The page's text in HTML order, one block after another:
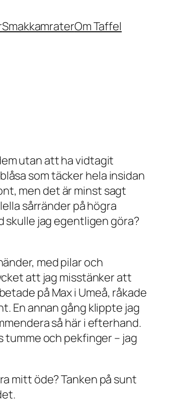
SmakkamraterOm Taffel
utan att ha vidtagit
som täcker hela insidan
men det är minst sagt
sårränder på högra
skulle jag egentligen göra?
med pilar och
att jag misstänker att
på Max i Umeå, råkade
En annan gång klippte jag
så här i efterhand.
tumme och pekfinger – jag
mitt öde? Tanken på sunt